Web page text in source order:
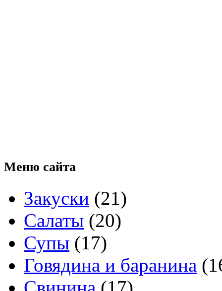
Меню сайта
Закуски (21)
Салаты (20)
Супы (17)
Говядина и баранина